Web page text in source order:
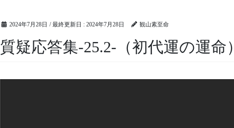
2024年7月28日 / 最終更新日 : 2024年7月28日 観山素至命
質疑応答集-25.2-（初代運の運命）